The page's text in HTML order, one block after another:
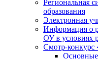
Региональная
образования
Электронная
Информация о
ОУ в условиях
Смотр-
Основные